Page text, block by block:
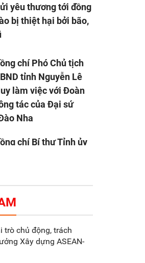
yêu thương tới đồng
bị thiệt hại bởi bão,
chí Phó Chủ tịch
tỉnh Nguyễn Lê
làm việc với Đoàn
tác của Đại sứ
Nha
chí Bí thư Tỉnh ủy
Makara Capital
9 tháng đầu năm
đạt trên 70.600 tỷ
trò chủ động, trách
Xây dựng ASEAN-